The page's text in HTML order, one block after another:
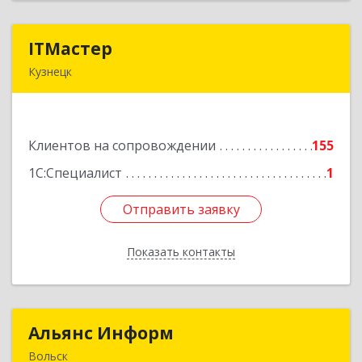
ITМастер
Кузнецк
Клиентов на сопровождении
155
1С:Специалист
1
Отправить заявку
Показать контакты
Подробнее
Отправить заявку
Назад
Альянс Информ
Вольск